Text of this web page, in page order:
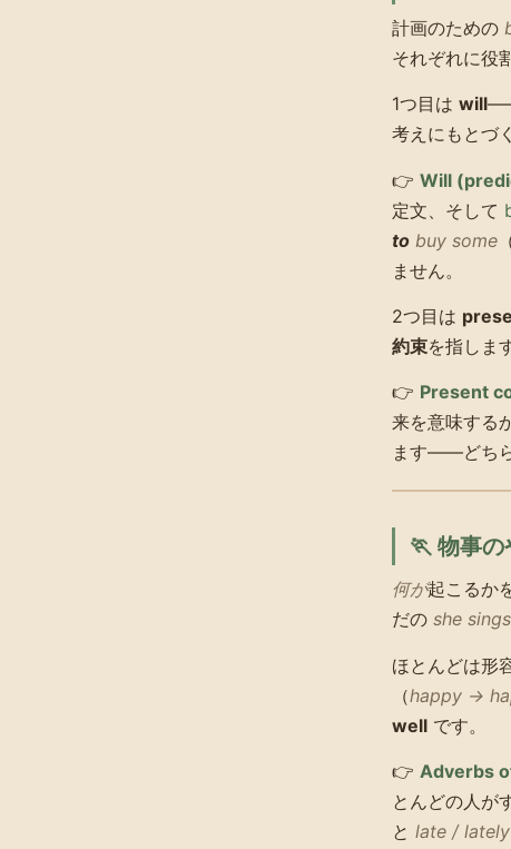
計画のための
それぞれに役
1つ目は will
考えにもとづ
👉 Will
定文、そして
to buy some
ません。
2つ目は
約束を指しま
👉 Present
来を意味する
ます——どちら
🏃 物事の
何が起こるか
だの she sings
ほとんどは形
（happy →
well です。
👉 Adverbs
とんどの人が
と late / lately